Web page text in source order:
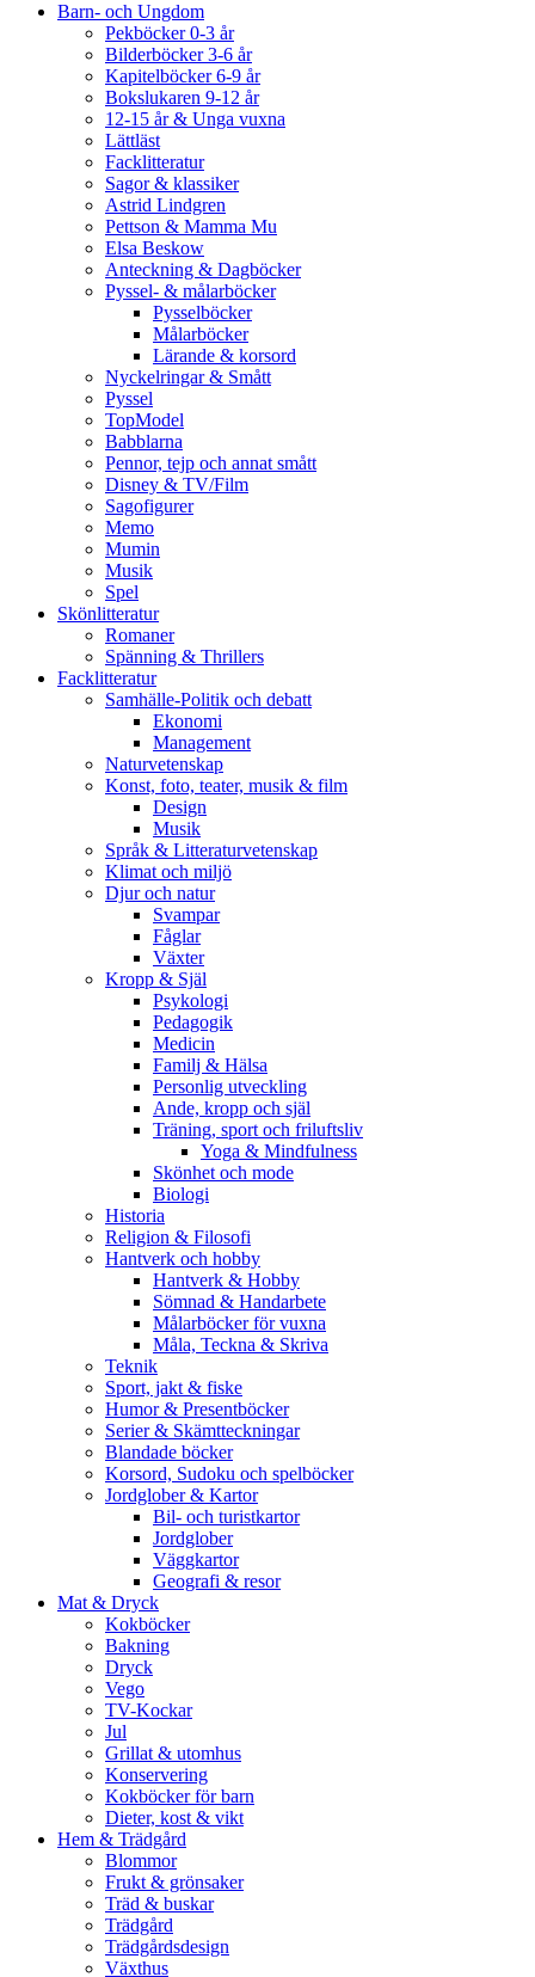
Barn- och Ungdom
Pekböcker 0-3 år
Bilderböcker 3-6 år
Kapitelböcker 6-9 år
Bokslukaren 9-12 år
12-15 år & Unga vuxna
Lättläst
Facklitteratur
Sagor & klassiker
Astrid Lindgren
Pettson & Mamma Mu
Elsa Beskow
Anteckning & Dagböcker
Pyssel- & målarböcker
Pysselböcker
Målarböcker
Lärande & korsord
Nyckelringar & Smått
Pyssel
TopModel
Babblarna
Pennor, tejp och annat smått
Disney & TV/Film
Sagofigurer
Memo
Mumin
Musik
Spel
Skönlitteratur
Romaner
Spänning & Thrillers
Facklitteratur
Samhälle-Politik och debatt
Ekonomi
Management
Naturvetenskap
Konst, foto, teater, musik & film
Design
Musik
Språk & Litteraturvetenskap
Klimat och miljö
Djur och natur
Svampar
Fåglar
Växter
Kropp & Själ
Psykologi
Pedagogik
Medicin
Familj & Hälsa
Personlig utveckling
Ande, kropp och själ
Träning, sport och friluftsliv
Yoga & Mindfulness
Skönhet och mode
Biologi
Historia
Religion & Filosofi
Hantverk och hobby
Hantverk & Hobby
Sömnad & Handarbete
Målarböcker för vuxna
Måla, Teckna & Skriva
Teknik
Sport, jakt & fiske
Humor & Presentböcker
Serier & Skämtteckningar
Blandade böcker
Korsord, Sudoku och spelböcker
Jordglober & Kartor
Bil- och turistkartor
Jordglober
Väggkartor
Geografi & resor
Mat & Dryck
Kokböcker
Bakning
Dryck
Vego
TV-Kockar
Jul
Grillat & utomhus
Konservering
Kokböcker för barn
Dieter, kost & vikt
Hem & Trädgård
Blommor
Frukt & grönsaker
Träd & buskar
Trädgård
Trädgårdsdesign
Växthus